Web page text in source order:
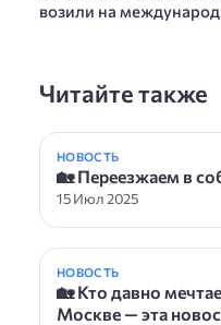
возили на
Читайте также
НОВОСТЬ
🏡 Переезжаем в
15 Июл 2025
НОВОСТЬ
🏡 Кто давно
Москве — эта